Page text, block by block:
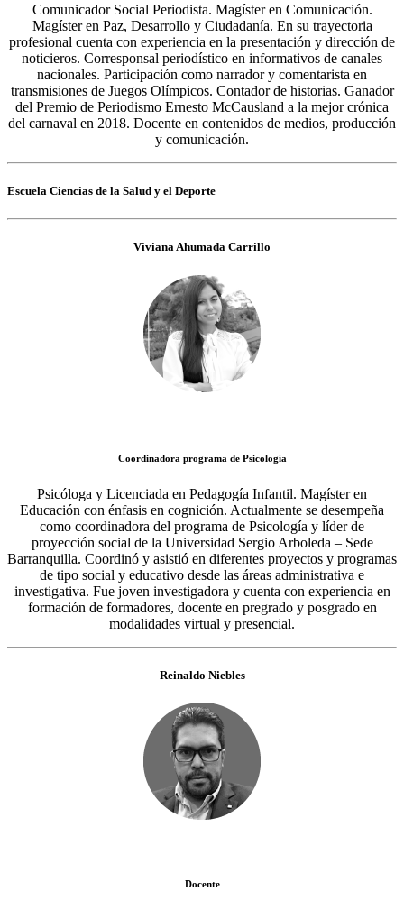
Comunicador Social Periodista. Magíster en Comunicación.
Magíster en Paz, Desarrollo y Ciudadanía. En su trayectoria
profesional cuenta con experiencia en la presentación y dirección de
noticieros. Corresponsal periodístico en informativos de canales
nacionales. Participación como narrador y comentarista en
transmisiones de Juegos Olímpicos. Contador de historias. Ganador
del Premio de Periodismo Ernesto McCausland a la mejor crónica
del carnaval en 2018. Docente en contenidos de medios, producción
y comunicación.
Escuela Ciencias de la Salud y el Deporte
Viviana Ahumada Carrillo
Coordinadora programa de Psicología
Psicóloga y Licenciada en Pedagogía Infantil. Magíster en
Educación con énfasis en cognición. Actualmente se desempeña
como coordinadora del programa de Psicología y líder de
proyección social de la Universidad Sergio Arboleda – Sede
Barranquilla. Coordinó y asistió en diferentes proyectos y programas
de tipo social y educativo desde las áreas administrativa e
investigativa. Fue joven investigadora y cuenta con experiencia en
formación de formadores, docente en pregrado y posgrado en
modalidades virtual y presencial.
Reinaldo Niebles
Docente